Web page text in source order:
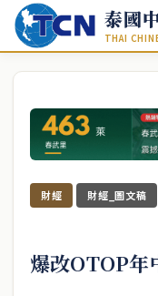
泰國
THAI
財經 財經_圖文稿
爆改OTOP年